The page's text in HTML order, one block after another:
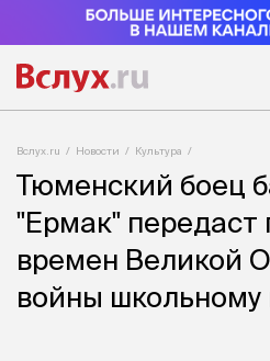
Вслух.ru Новости Культура
Тюменский боец
"Ермак" передаст
времен Великой
войны школьному